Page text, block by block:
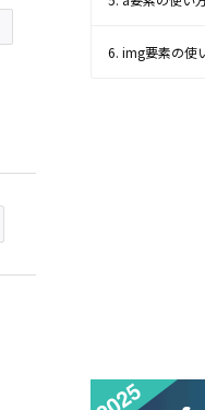
6. img要素の使